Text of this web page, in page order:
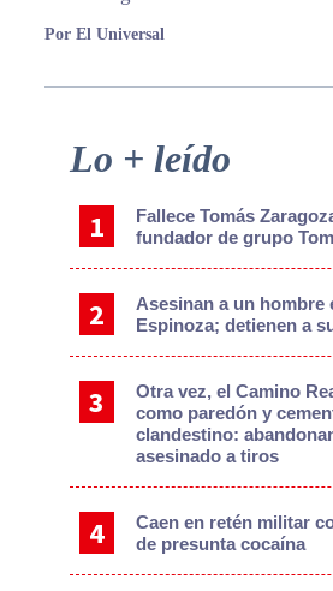
Por El Universal
Primary
Sidebar
Lo + leído
Fallece Tomás
fundador de grupo
Asesinan a un hombre
Espinoza; detienen a
Otra vez, el Camino
como paredón y
clandestino:
asesinado a tiros
Caen en retén militar
de presunta cocaína